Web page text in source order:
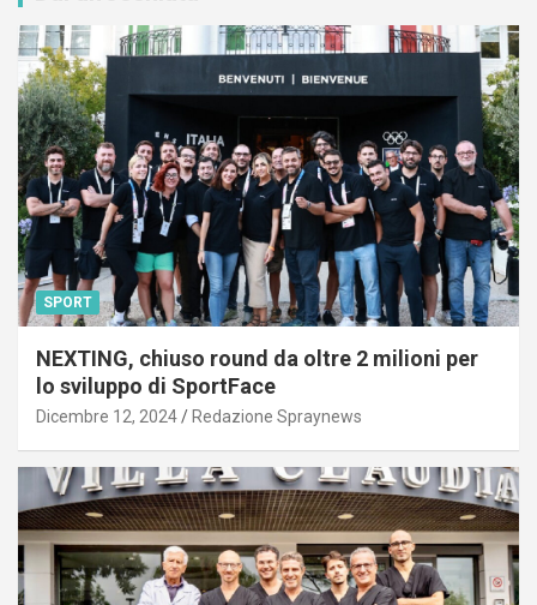
SPORT
NEXTING, chiuso round da oltre 2 milioni per
lo sviluppo di SportFace
Dicembre 12, 2024 Redazione Spraynews